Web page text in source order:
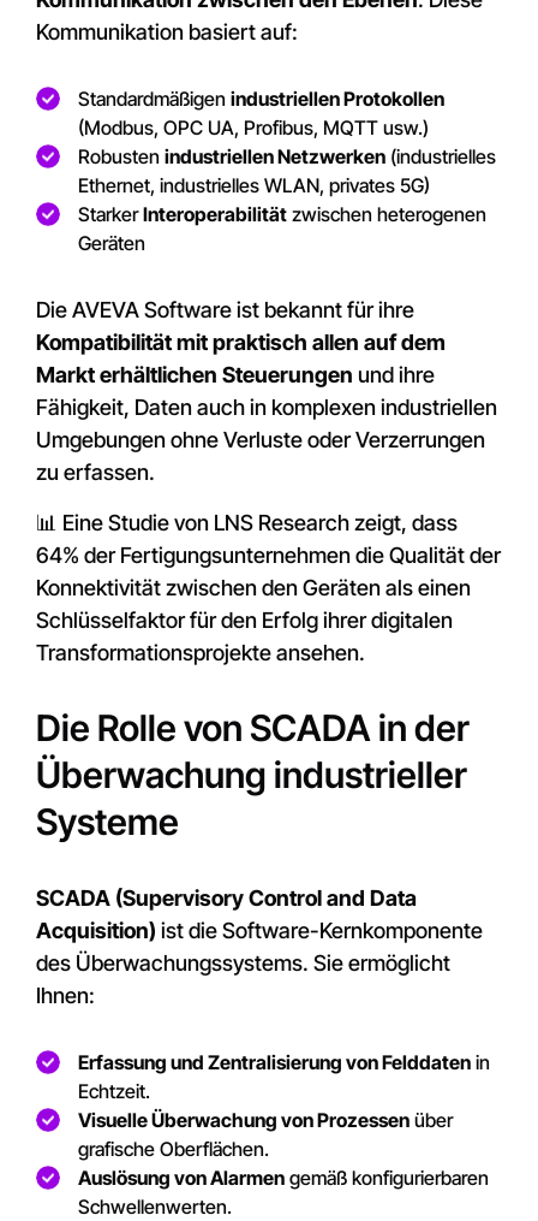
Kommunikation basiert auf:
Standardmäßigen industriellen Protokollen
(Modbus, OPC UA, Profibus, MQTT usw.)
Robusten industriellen Netzwerken (industrielles
Ethernet, industrielles WLAN, privates 5G)
StarkerInteroperabilität zwischen heterogenen
Geräten
Die AVEVA Software ist bekannt für ihre
Kompatibilität mit praktisch allen auf dem
Markt erhältlichen Steuerungen und ihre
Fähigkeit, Daten auch in komplexen industriellen
Umgebungen ohne Verluste oder Verzerrungen
zu erfassen.
📊 Eine Studie von LNS Research zeigt, dass
64% der Fertigungsunternehmen die Qualität der
Konnektivität zwischen den Geräten als einen
Schlüsselfaktor für den Erfolg ihrer digitalen
Transformationsprojekte ansehen.
Die Rolle von SCADA in der
Überwachung industrieller
Systeme
SCADA (Supervisory Control and Data
Acquisition) ist die Software-Kernkomponente
des Überwachungssystems. Sie ermöglicht
Ihnen:
Erfassung und Zentralisierung von Felddaten in
Echtzeit.
Visuelle Überwachung von Prozessen über
grafische Oberflächen.
Auslösung von Alarmen gemäß konfigurierbaren
Schwellenwerten.